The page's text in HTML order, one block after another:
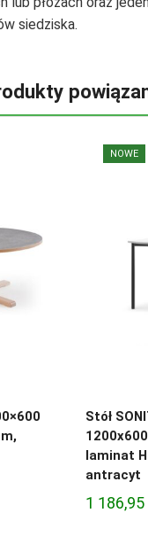
siedziska.
NOWE
Stół
laminat
antracyt
1 186,95